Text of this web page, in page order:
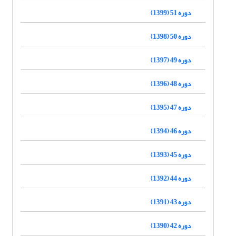
دوره 51 (1399)
دوره 50 (1398)
دوره 49 (1397)
دوره 48 (1396)
دوره 47 (1395)
دوره 46 (1394)
دوره 45 (1393)
دوره 44 (1392)
دوره 43 (1391)
دوره 42 (1390)